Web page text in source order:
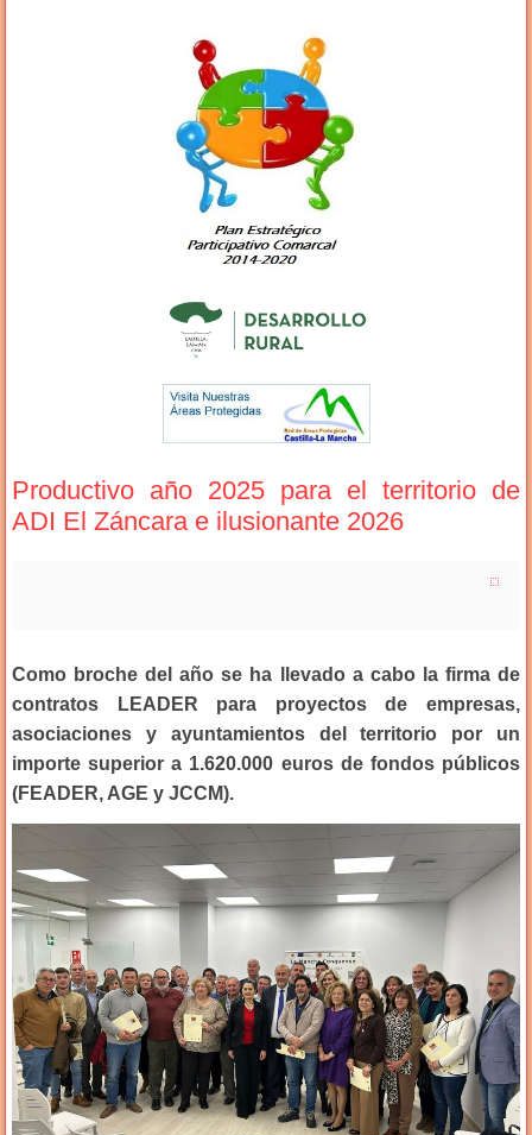
Productivo año 2025 para el territorio de
ADI El Záncara e ilusionante 2026
Como broche del año se ha llevado a cabo la firma de
contratos LEADER para proyectos de empresas,
asociaciones y ayuntamientos del territorio por un
importe superior a 1.620.000 euros de fondos públicos
(FEADER, AGE y JCCM).